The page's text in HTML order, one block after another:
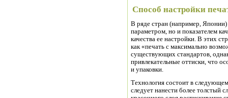
Способ настройки
В ряде стран (например, Японии)
параметром, но и показателем
качества ее настройки. В этих
как «печать с максимально
существующих стандартов,
привлекательные оттиски, что
и упаковки.
Технология состоит в
следует нанести более толстый